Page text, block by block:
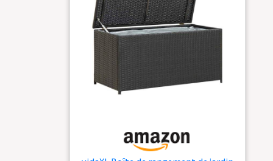
RANGEMENT
POLYVALENT - Peut
être utilisé à
meubles de patio,
d'extérieur et les
accessoires de